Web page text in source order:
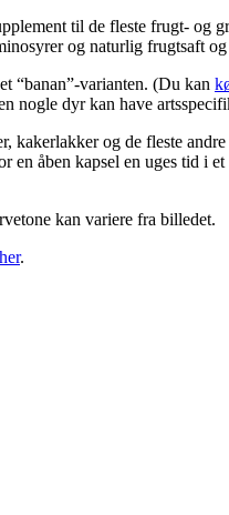
til de fleste frugt- og
og naturlig frugtsaft og
“banan”-varianten. (Du kan
nogle dyr kan have
kakerlakker og de fleste
en åben kapsel en uges tid i
kan variere fra billedet.
.